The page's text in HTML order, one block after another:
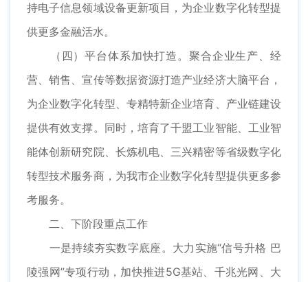
持电子信息领域设备更新项目，为企业数字化转型提
供更多金融活水。
（四）平台体系加快打造。聚合企业生产、经
营、销售、宣传等数据资源打造产业经济大脑平台，
为企业数字化转型、专精特新企业培育、产业链建设
提供有效支撑。同时，培育了千盟工业智能、工业智
能体创新研究院、长炼机电、三兴精密等省级数字化
转型技术服务商，为我市企业数字化转型提供更多参
考服务。
二、下阶段重点工作
一是持续夯实数字底座。大力实施“信号升格 巴
陵强网”专项行动，加快推进5G基站、千兆光网、大